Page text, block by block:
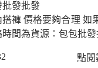
批發批發
褲 價格要夠合理 如
間為貨源：包包批
點閱